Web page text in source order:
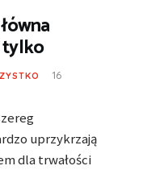
tylko
16
uprzykrzają
dla trwałości